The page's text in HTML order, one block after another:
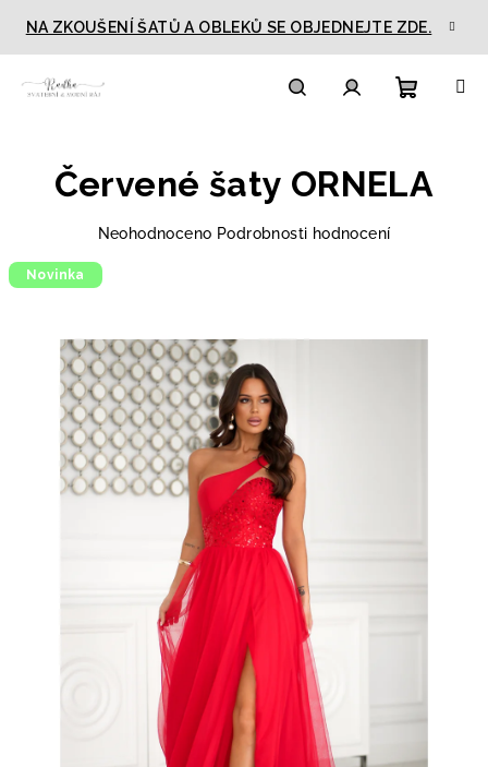
obsah
NA ZKOUŠENÍ ŠATŮ A OBLEKŮ SE OBJEDNEJTE ZDE.
košík
Červené šaty ORNELA
Průměrné
z
5
hvězdiček.
Neohodnoceno Podrobnosti hodnocení
Novinka